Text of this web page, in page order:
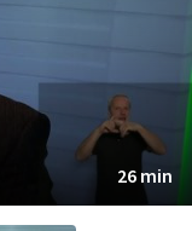
26 min